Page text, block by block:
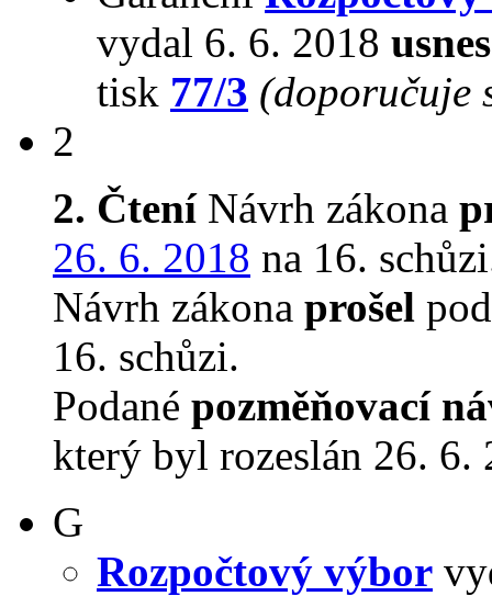
vydal 6. 6. 2018
tisk 77/3 (doporučuje
2
2. ČteníNávrh zákona
26. 6. 2018 na 16.
Návrh zákona prošel
16. schůzi.
Podané pozměňovací
který byl rozeslán 26. 6.
G
Rozpočtový výbor